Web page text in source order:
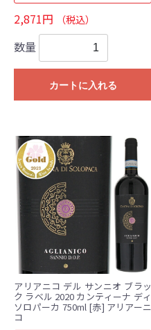
2,871円 （税込）
数量
カートに入れる
アリアニコ デル サンニオ ブラッ
ク ラベル 2020 カンティーナ ディ
ソロパーカ 750ml [赤] アリアーニ
コ